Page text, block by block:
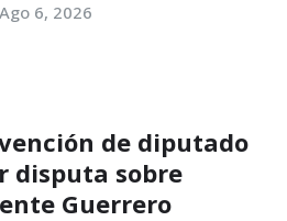
Ago 6, 2026
de diputado
disputa sobre
Guerrero